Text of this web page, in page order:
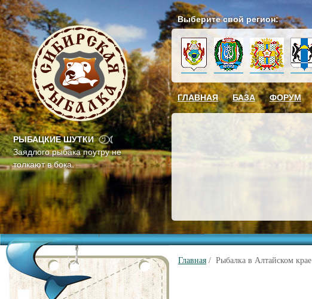
РЫБАЦКИЕ ШУТКИ
Заядлого рыбака поутру не
толкают в бока.
Выберите свой регион:
ГЛАВНАЯ БАЗА ФОРУМ
Главная / Рыбалка в Алтайском крае